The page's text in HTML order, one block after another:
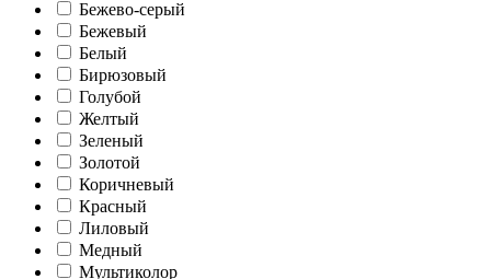
Бежево-серый
Бежевый
Белый
Бирюзовый
Голубой
Желтый
Зеленый
Золотой
Коричневый
Красный
Лиловый
Медный
Мультиколор